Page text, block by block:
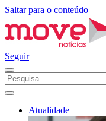
Saltar para o conteúdo
Seguir
Atualidade